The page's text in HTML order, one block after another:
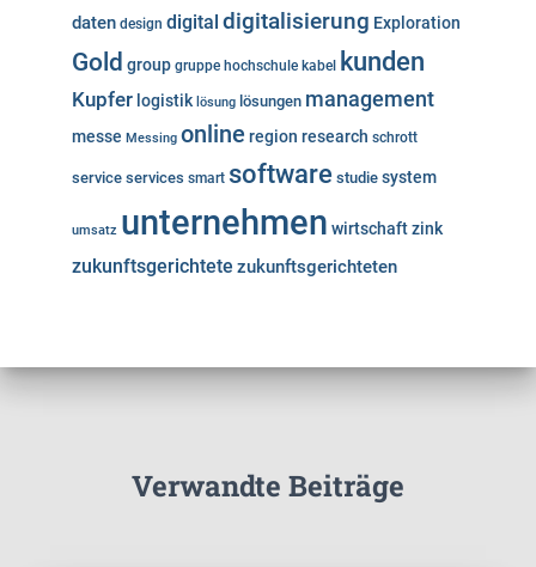
daten design digital digitalisierung Exploration
Gold group gruppe hochschule kabel kunden
Kupfer logistik lösung lösungen management
messe Messing online region research schrott
service services smart software studie system
umsatz unternehmen wirtschaftzink
zukunftsgerichtete zukunftsgerichteten
Verwandte Beiträge